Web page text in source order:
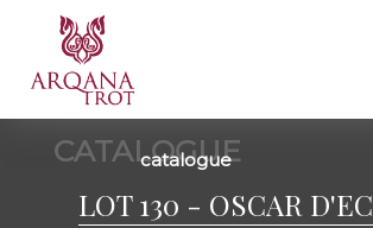
CATALOGUE
catalogue
LOT 130 - OSCAR